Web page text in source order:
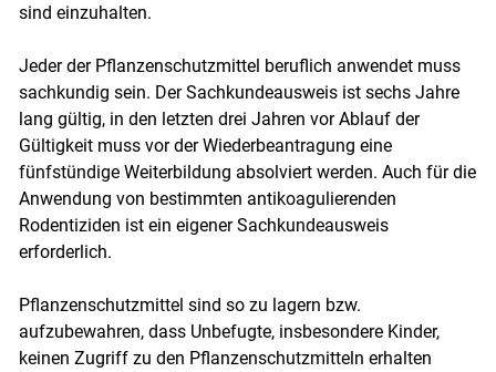
Skip to main content
sind einzuhalten.
Jeder der Pflanzenschutzmittel beruflich anwendet muss
sachkundig sein. Der Sachkundeausweis ist sechs Jahre
lang gültig, in den letzten drei Jahren vor Ablauf der
Gültigkeit muss vor der Wiederbeantragung eine
fünfstündige Weiterbildung absolviert werden. Auch für die
Anwendung von bestimmten antikoagulierenden
Rodentiziden ist ein eigener Sachkundeausweis
erforderlich.
Pflanzenschutzmittel sind so zu lagern bzw.
aufzubewahren, dass Unbefugte, insbesondere Kinder,
keinen Zugriff zu den Pflanzenschutzmitteln erhalten